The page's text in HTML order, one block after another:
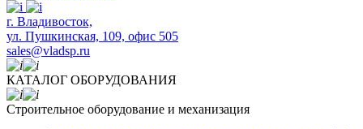
​г. Владивосток,
ул. Пушкинская, 109, офис 505
sales@vladsp.ru
КАТАЛОГ ОБОРУДОВАНИЯ
Строительное оборудование и механизация